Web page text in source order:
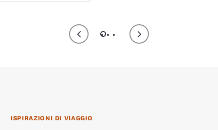
ISPIRAZIONI DI VIAGGIO